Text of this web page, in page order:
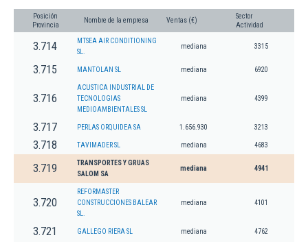
Posición
Provincia
Nombre de la empresa Ventas (€)
Sector
Actividad
3.714
MTSEA AIR CONDITIONING
SL.
mediana 3315
3.715 MANTOLAN SL mediana 6920
3.716
ACUSTICA INDUSTRIAL DE
TECNOLOGIAS
MEDIOAMBIENTALES SL
mediana 4399
3.717 PERLAS ORQUIDEA SA 1.656.930 3213
3.718 TAVIMADER SL mediana 4683
3.719
TRANSPORTES Y GRUAS
SALOM SA
mediana 4941
3.720
REFORMASTER
CONSTRUCCIONES BALEAR
SL.
mediana 4101
3.721 GALLEGO RIERA SL mediana 4762